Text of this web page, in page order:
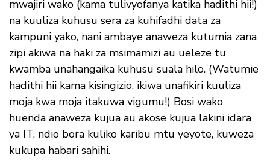
mwajiri wako (kama tulivyofanya katika hadithi hii!)
na kuuliza kuhusu sera za kuhifadhi data za
kampuni yako, nani ambaye anaweza kutumia zana
zipi akiwa na haki za msimamizi au ueleze tu
kwamba unahangaika kuhusu suala hilo. (Watumie
hadithi hii kama kisingizio, ikiwa unafikiri kuuliza
moja kwa moja itakuwa vigumu!) Bosi wako
huenda anaweza kujua au akose kujua lakini idara
ya IT, ndio bora kuliko karibu mtu yeyote, kuweza
kukupa habari sahihi.